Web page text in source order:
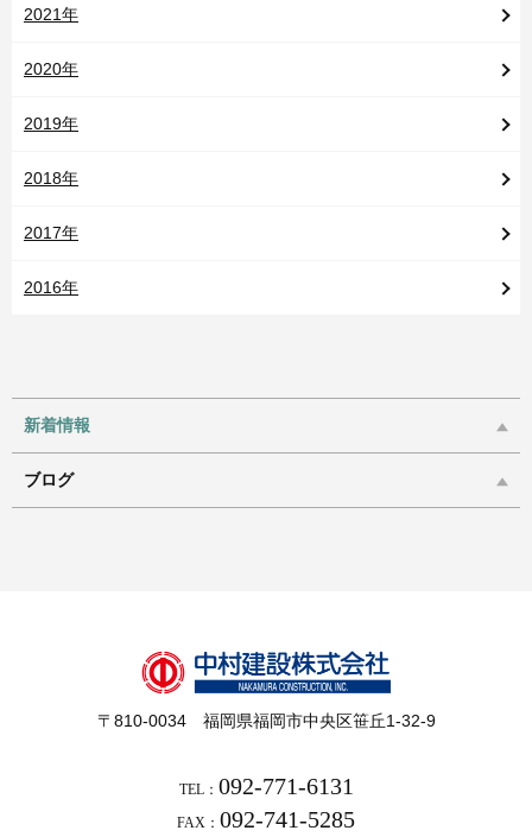
2021年
2020年
2019年
2018年
2017年
2016年
新着情報
ブログ
〒810-0034 福岡県福岡市中央区笹丘1-32-9
TEL： 092-771-6131
FAX： 092-741-5285